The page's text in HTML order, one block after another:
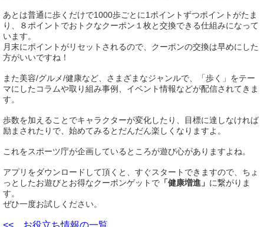
あとは普通に歩くだけで1000歩ごとに1ポイントずつポイントがたま
り、８ポイントでおトクなクーポン１枚と交換できる仕組みになって
います。
月末にポイントがリセットされるので、クーポンの交換は早めにした
方がいいですね！
また美容/グルメ/健康など、さまざまなジャンルで、「歩く」をテー
マにしたコラムや取り組み事例、イベント情報などが配信されてきま
す。
歩数を加えることでキャラクターが変化したり、目標に達しなければ
励まされたりで、始めてみるとだんだん楽しくなりますよ。
これをスポーツ庁が企画しているところが遊び心がありますよね。
アプリをダウンロードして頂くと、すぐスタートできますので、ちょ
っとしたお遊びとお得なクーポンゲットで 「健康増進」 に繋がりま
す。
ぜひ一度お試しください。